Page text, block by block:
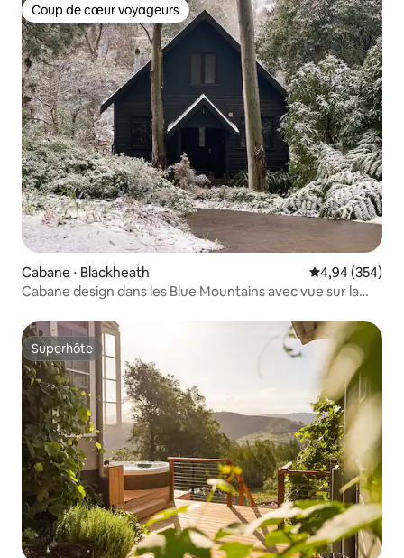
Coup de cœur voyageurs
Coup de cœur voyageurs
Cabane ⋅ Blackheath Évaluation
4,94 (354)
Cabane design dans les Blue Mountains avec vue sur la
Superhôte
Superhôte